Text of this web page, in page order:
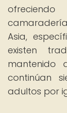
Asia,
existen
continúan
adultos por